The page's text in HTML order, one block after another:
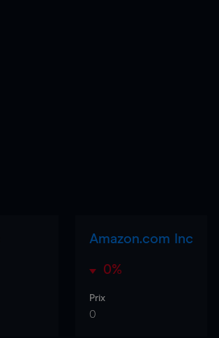
Amazon.com Inc
0%
Prix
0